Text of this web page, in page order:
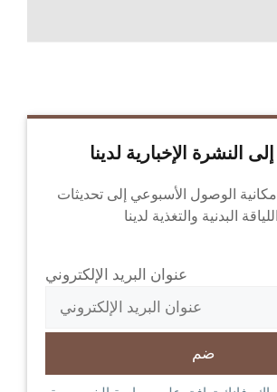
النشرة الإخبارية لدينا
الوصول الأسبوعي إلى تحديثات
عنوان البريد الإلكتروني